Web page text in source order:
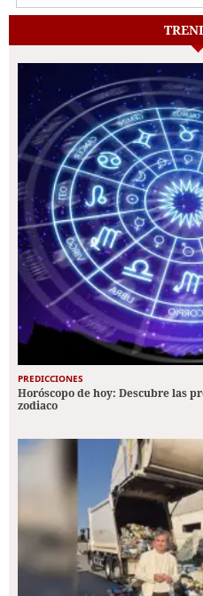
PREDICCIONES
Horóscopo de hoy: Descubre las
zodiaco